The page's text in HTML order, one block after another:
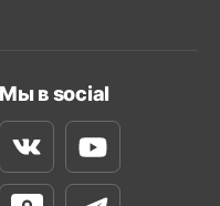
Мы в social
ВконтактеYoutube